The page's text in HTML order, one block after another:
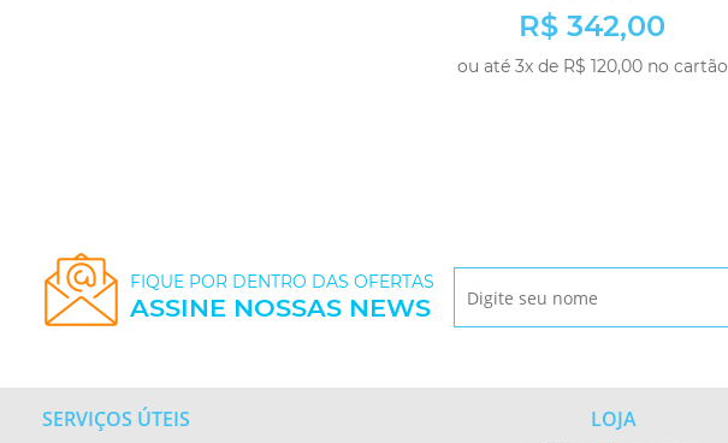
R$ 342,00
ou até 3x de R$ 120,00 no cartão
FIQUE POR DENTRO DAS OFERTAS
ASSINE NOSSAS NEWS
SERVIÇOS ÚTEIS LOJA